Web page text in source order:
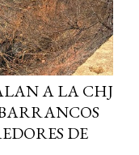
A LA CHJ
DE